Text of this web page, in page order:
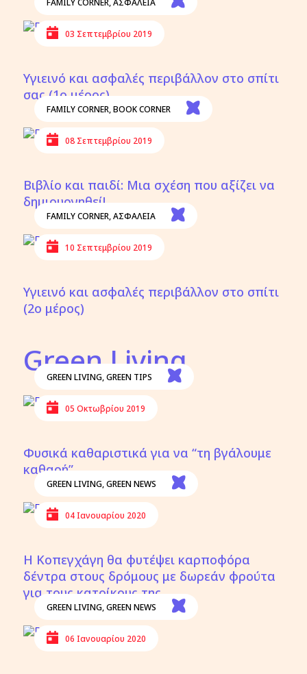
03 Σεπτεμβρίου 2019
Υγιεινό και ασφαλές περιβάλλον στο σπίτι
σας (1ο μέρος)
FAMILY CORNER,BOOK CORNER
08 Σεπτεμβρίου 2019
Βιβλίο και παιδί: Μια σχέση που αξίζει να
δημιουργηθεί!
FAMILY CORNER,ΑΣΦΑΛΕΙΑ
10 Σεπτεμβρίου 2019
Υγιεινό και ασφαλές περιβάλλον στο σπίτι
(2ο μέρος)
Green Living
GREEN LIVING,GREEN TIPS
05 Οκτωβρίου 2019
Φυσικά καθαριστικά για να “τη βγάλουμε
καθαρή”
GREEN LIVING,GREEN NEWS
04 Ιανουαρίου 2020
Η Κοπεγχάγη θα φυτέψει καρποφόρα
δέντρα στους δρόμους με δωρεάν φρούτα
για τους κατοίκους της
GREEN LIVING,GREEN NEWS
06 Ιανουαρίου 2020